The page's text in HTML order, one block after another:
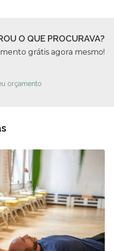
O QUE PROCURAVA?
grátis agora mesmo!
orçamento